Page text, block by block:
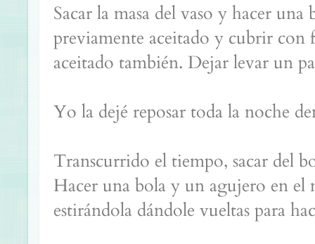
Sacar la masa del vaso y hacer
previamente aceitado y cubrir con
aceitado también. Dejar levar un
Yo la dejé reposar toda la noche
Transcurrido el tiempo, sacar del
Hacer una bola y un agujero en el
estirándola dándole vueltas para